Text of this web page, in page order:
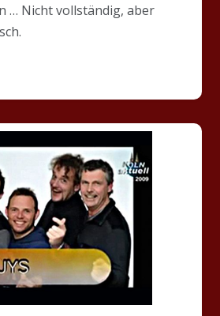
… Nicht vollständig, aber